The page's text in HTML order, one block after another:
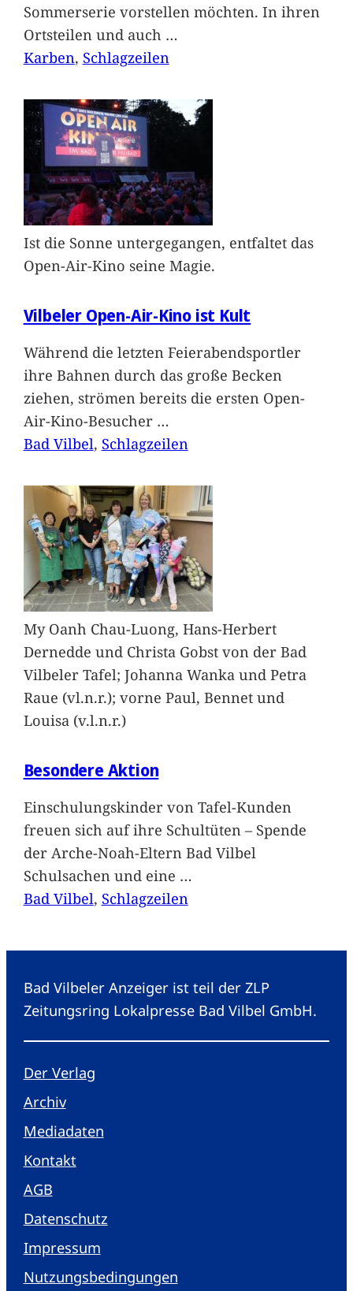
Sommerserie vorstellen möchten. In ihren
Ortsteilen und auch …
Karben, Schlagzeilen
Ist die Sonne untergegangen, entfaltet das
Open-Air-Kino seine Magie.
Vilbeler Open-Air-Kino ist Kult
Während die letzten Feierabendsportler
ihre Bahnen durch das große Becken
ziehen, strömen bereits die ersten Open-
Air-Kino-Besucher …
Bad Vilbel, Schlagzeilen
My Oanh Chau-Luong, Hans-Herbert
Dernedde und Christa Gobst von der Bad
Vilbeler Tafel; Johanna Wanka und Petra
Raue (vl.n.r.); vorne Paul, Bennet und
Louisa (v.l.n.r.)
Besondere Aktion
Einschulungskinder von Tafel-Kunden
freuen sich auf ihre Schultüten – Spende
der Arche-Noah-Eltern Bad Vilbel
Schulsachen und eine …
Bad Vilbel, Schlagzeilen
Bad Vilbeler Anzeiger ist teil der ZLP
Zeitungsring Lokalpresse Bad Vilbel GmbH.
Der Verlag
Archiv
Mediadaten
Kontakt
AGB
Datenschutz
Impressum
Nutzungsbedingungen